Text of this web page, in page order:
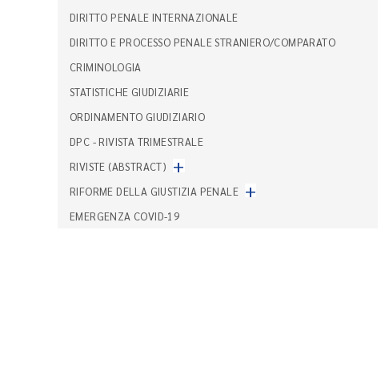
DIRITTO PENALE INTERNAZIONALE
DIRITTO E PROCESSO PENALE STRANIERO/COMPARATO
CRIMINOLOGIA
STATISTICHE GIUDIZIARIE
ORDINAMENTO GIUDIZIARIO
DPC - RIVISTA TRIMESTRALE
RIVISTE (ABSTRACT) +
RIFORME DELLA GIUSTIZIA PENALE +
EMERGENZA COVID-19